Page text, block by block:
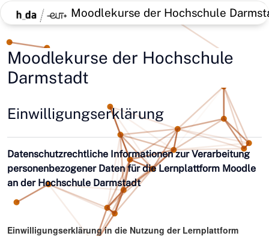
Zum Hauptinhalt
Moodlekurse der Hochschule
Moodlekurse der Hochschule
Darmstadt
Einwilligungserklärung
Datenschutzrechtliche Informationen zur Verarbeitung
personenbezogener Daten für die Lernplattform Moodle
an der Hochschule Darmstadt
Einwilligungserklärung in die Nutzung der Lernplattform